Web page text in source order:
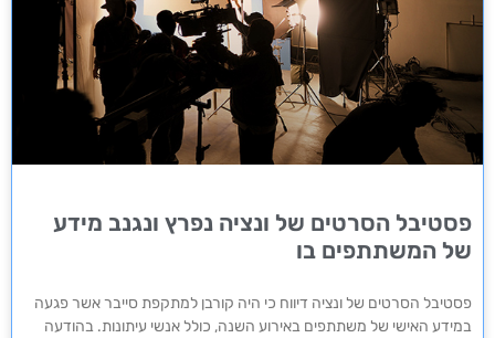
פסטיבל הסרטים של ונציה נפרץ ונגנב מידע
של המשתתפים בו
פסטיבל הסרטים של ונציה דיווח כי היה קורבן למתקפת סייבר אשר פגעה
במידע האישי של משתתפים באירוע השנה, כולל אנשי עיתונות. בהודעה